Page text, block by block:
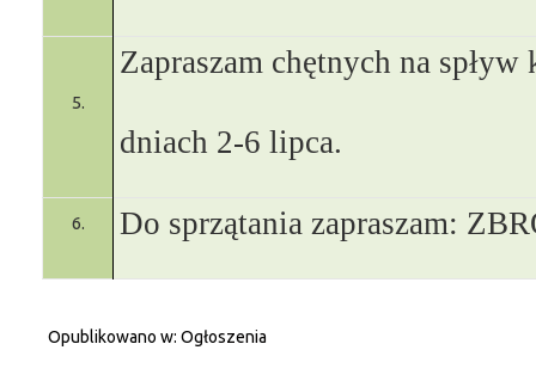
5.
Zapraszam chętnych na
dniach 2-6 lipca.
6. Do sprzątania zapraszam:
Opublikowano w: Ogłoszenia